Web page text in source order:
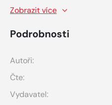
Zobrazit více
Podrobnosti
Autoři:
Čte:
Vydavatel: